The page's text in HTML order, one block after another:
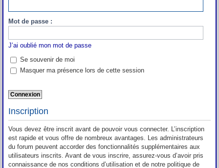
Mot de passe :
J’ai oublié mon mot de passe
Se souvenir de moi
Masquer ma présence lors de cette session
Inscription
Vous devez être inscrit avant de pouvoir vous connecter. L’inscription
est rapide et vous offre de nombreux avantages. Les administrateurs
du forum peuvent accorder des fonctionnalités supplémentaires aux
utilisateurs inscrits. Avant de vous inscrire, assurez-vous d’avoir pris
connaissance de nos conditions d’utilisation et de notre politique de